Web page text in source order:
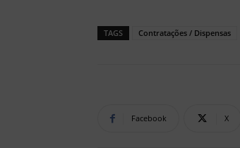
TAGS Contratações / Dispensas
Facebook X